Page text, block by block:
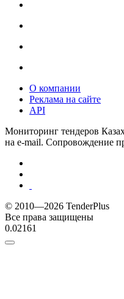
О компании
Реклама на сайте
API
Мониторинг тендеров
на e-mail. Сопровождение
© 2010—2026 TenderPlus
Все права защищены
0.02161